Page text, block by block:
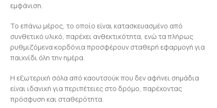
εμφάνιση.
Το επάνω μέρος, το οποίο είναι κατασκευασμένο από
συνθετικό υλικό, παρέχει ανθεκτικότητα, ενώ τα πλήρως
ρυθμιζόμενα κορδόνια προσφέρουν σταθερή εφαρμογή για
παιχνίδι όλη την ημέρα.
Η εξωτερική σόλα από καουτσούκ που δεν αφήνει σημάδια
είναι ιδανική για περιπέτειες στο δρόμο, παρέχοντας
πρόσφυση και σταθερότητα.